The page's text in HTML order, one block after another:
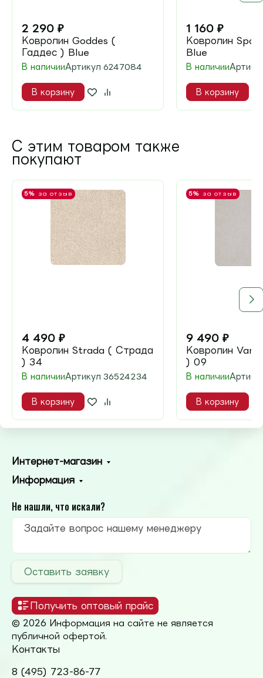
2 290 ₽
Ковролин Goddes (
Гаддес ) Blue
В наличииАртикул 6247084
В корзину
1 160 ₽
Ковролин
Blue
В наличии
В корзину
С этим товаром также
покупают
5% за отзыв
4 490 ₽
Ковролин Strada ( Страда
) 34
В наличииАртикул 36524234
В корзину
5% за отзыв
9 490 ₽
Ковролин
) 09
В наличии
В корзину
Интернет-магазин
Информация
Не нашли, что искали?
Оставить заявку
Получить оптовый прайс
© 2026 Информация на сайте не является
публичной офертой.
Контакты
8 (495) 723-86-77